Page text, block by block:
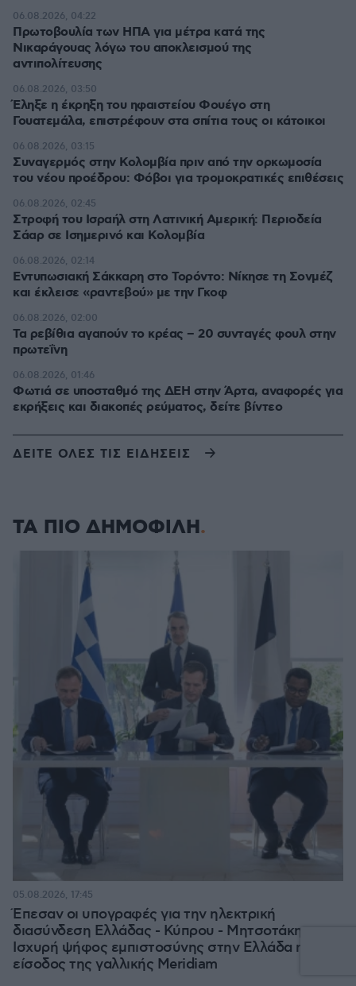
Πρωτοβουλία των ΗΠΑ για μέτρα κατά της
Νικαράγουας λόγω του αποκλεισμού της
αντιπολίτευσης
06.08.2026, 04:22
Έληξε η έκρηξη του ηφαιστείου Φουέγο στη
Γουατεμάλα, επιστρέφουν στα σπίτια τους οι κάτοικοι
06.08.2026, 03:50
Συναγερμός στην Κολομβία πριν από την ορκωμοσία
του νέου προέδρου: Φόβοι για τρομοκρατικές επιθέσεις
06.08.2026, 03:15
Στροφή του Ισραήλ στη Λατινική Αμερική: Περιοδεία
Σάαρ σε Ισημερινό και Κολομβία
06.08.2026, 02:45
Εντυπωσιακή Σάκκαρη στο Τορόντο: Νίκησε τη Σονμέζ
και έκλεισε «ραντεβού» με την Γκοφ
06.08.2026, 02:14
Τα ρεβίθια αγαπούν το κρέας – 20 συνταγές φουλ στην
πρωτεΐνη
06.08.2026, 02:00
Φωτιά σε υποσταθμό της ΔΕΗ στην Άρτα, αναφορές για
εκρήξεις και διακοπές ρεύματος, δείτε βίντεο
06.08.2026, 01:46
ΔΕΙΤΕ ΟΛΕΣ ΤΙΣ ΕΙΔΗΣΕΙΣ
ΤΑ ΠΙΟ ΔΗΜΟΦΙΛΗ
Έπεσαν οι υπογραφές για την ηλεκτρική
διασύνδεση Ελλάδας - Κύπρου - Μητσοτάκης:
Ισχυρή ψήφος εμπιστοσύνης στην Ελλάδα η
είσοδος της γαλλικής Meridiam
05.08.2026, 17:45